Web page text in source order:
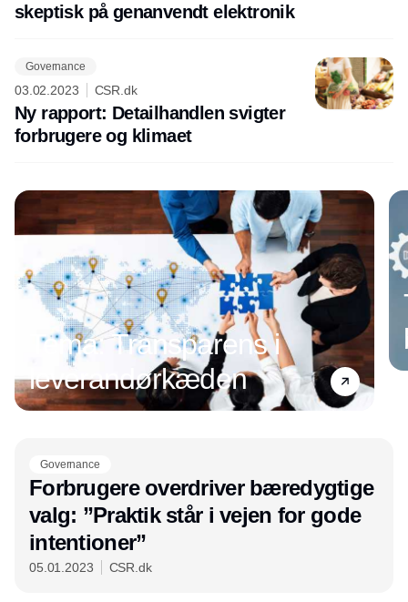
skeptisk på genanvendt elektronik
Governance
03.02.2023 CSR.dk
Ny rapport: Detailhandlen svigter
forbrugere og klimaet
Tema: Transparens i
leverandørkæden
Governance
Forbrugere overdriver bæredygtige
valg: ”Praktik står i vejen for gode
intentioner”
05.01.2023 CSR.dk